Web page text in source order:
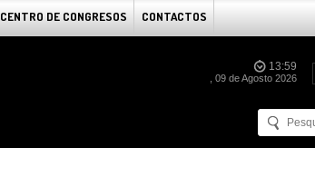
CENTRO DE CONGRESOS CONTACTOS
13:59
, 09 de Agosto 2026